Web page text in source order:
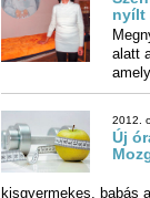
2012.
Zumba Baby,
kisgyerekes
Hozd magaddal
hordozókendőddel,
stb, és már...
2012.
Ismét Zumba